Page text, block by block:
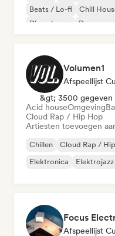
Beats / Lo-fi
Chill
Diepe house
Droompop
Volumen1
Afspeellijst
&gt; 3500 gegeven
Acid houseOmgeving
Cloud Rap / Hip Hop
Artiesten toevoegen
Chillen Cloud Rap /
Elektronica
Focus
Afspeellijst